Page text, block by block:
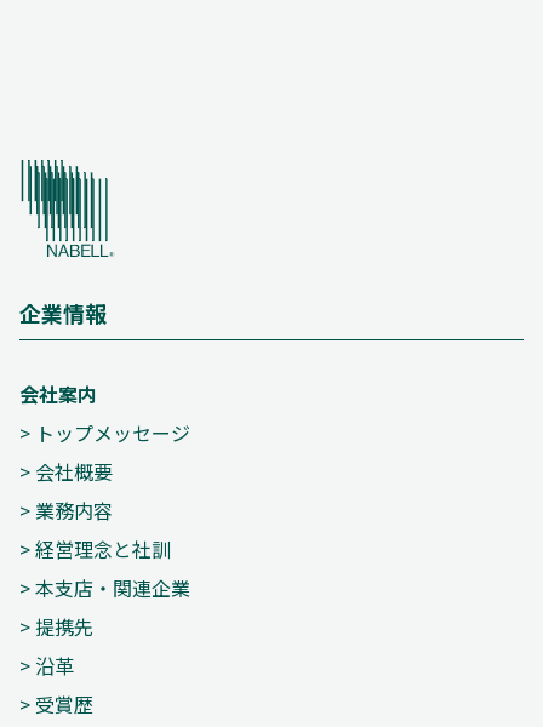
企業情報
会社案内
> トップメッセージ
> 会社概要
>業務内容
>経営理念と社訓
>本支店・関連企業
>提携先
> 沿革
> 受賞歴